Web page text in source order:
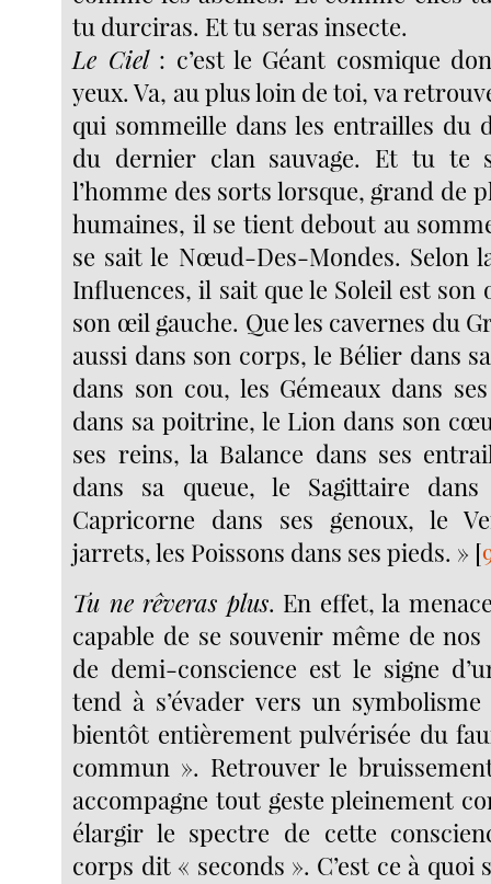
tu durciras. Et tu seras insecte.
Le Ciel: c’est le Géant cosmique
yeux. Va, au plus loin de toi, va
qui sommeille dans les entrailles du
du dernier clan sauvage. Et tu te
l’homme des sorts lorsque, grand de
humaines, il se tient debout au
se sait le Nœud-Des-Mondes. Selon
Influences, il sait que le Soleil est
son œil gauche. Que les cavernes du
aussi dans son corps, le Bélier dans
dans son cou, les Gémeaux dans
dans sa poitrine, le Lion dans son
ses reins, la Balance dans ses
dans sa queue, le Sagittaire
Capricorne dans ses genoux, le
jarrets, les Poissons dans ses pieds. » [
Tu ne rêveras plus. En effet, la
capable de se souvenir même de
de demi-conscience est le signe
tend à s’évader vers un symbolisme
bientôt entièrement pulvérisée du
commun ». Retrouver le
accompagne tout geste pleinement
élargir le spectre de cette
corps dit « seconds ». C’est ce à quoi